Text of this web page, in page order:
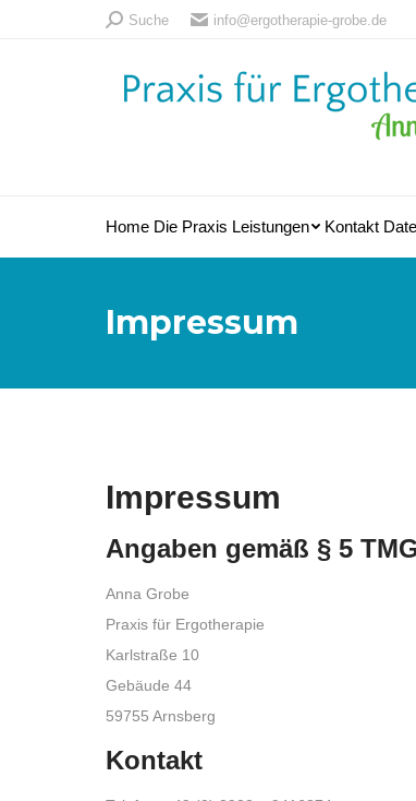
Search:
Suche info@ergotherapie-grobe.de
Home Die Praxis Leistungen Kontakt
Impressum
Impressum
Angaben gemäß § 5
Anna Grobe
Praxis für Ergotherapie
Karlstraße 10
Gebäude 44
59755 Arnsberg
Kontakt